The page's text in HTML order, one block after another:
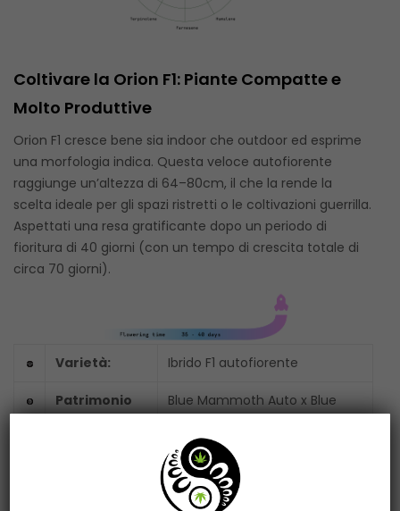
Coltivare la Orion F1: Piante Compatte e
Molto Produttive
Orion F1 cresce bene sia indoor che outdoor ed esprime
una morfologia indica. Questa veloce autofiorente
raggiunge un’altezza di 64–80cm, il che la rende la
scelta ideale per gli spazi ristretti o le coltivazioni guerrilla.
Aspettati una resa gratificante dopo un periodo di
fioritura di 40 giorni (con un tempo di crescita totale di
circa 70 giorni).
Varietà: Ibrido F1 autofiorente
Patrimonio
Genetico:
Blue Mammoth Auto x Blue
Dream x Amnesia
Molto alto
XXL